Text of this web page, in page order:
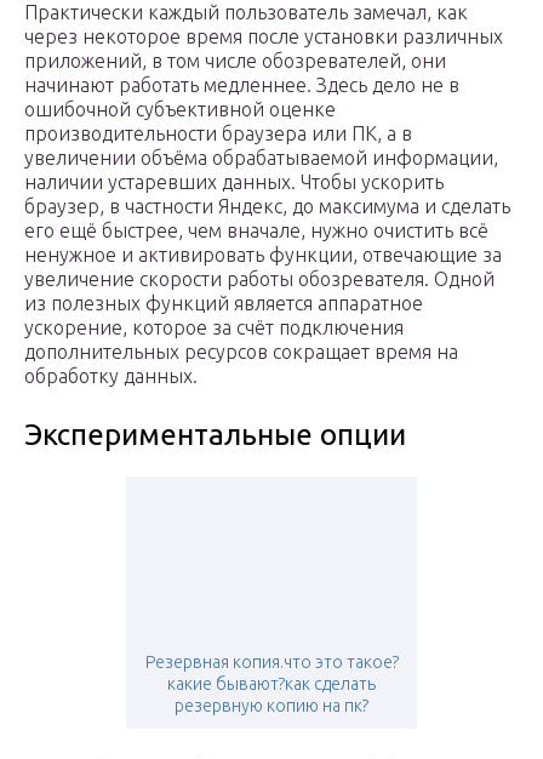
Практически каждый пользователь замечал, как
через некоторое время после установки различных
приложений, в том числе обозревателей, они
начинают работать медленнее. Здесь дело не в
ошибочной субъективной оценке
производительности браузера или ПК, а в
увеличении объёма обрабатываемой информации,
наличии устаревших данных. Чтобы ускорить
браузер, в частности Яндекс, до максимума и сделать
его ещё быстрее, чем вначале, нужно очистить всё
ненужное и активировать функции, отвечающие за
увеличение скорости работы обозревателя. Одной
из полезных функций является аппаратное
ускорение, которое за счёт подключения
дополнительных ресурсов сокращает время на
обработку данных.
Экспериментальные опции
Резервная копия.что это такое?
какие бывают?как сделать
резервную копию на пк?